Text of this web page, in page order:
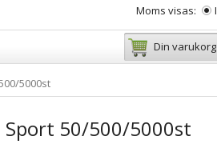
Moms visas:
Din
5000st
Sport 50/500/5000st